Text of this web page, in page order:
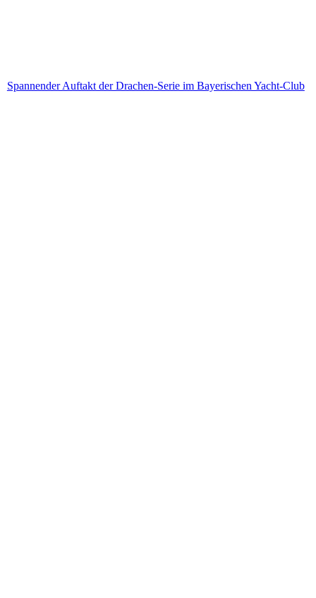
Spannender Auftakt der Drachen-Serie im Bayerischen Yacht-Club